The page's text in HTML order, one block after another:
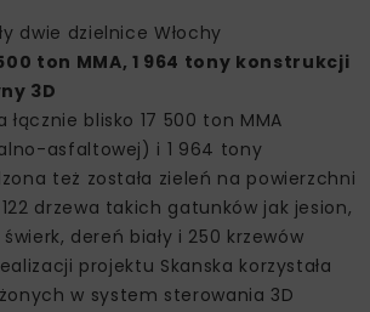
dwie dzielnice Włochy
ton MMA, 1 964 tony konstrukcji
3D
łącznie blisko 17 500 ton MMA
asfaltowej) i 1 964 tony
też została zieleń na powierzchni
drzewa takich gatunków jak jesion,
dereń biały i 250 krzewów
projektu Skanska korzystała
w system sterowania 3D